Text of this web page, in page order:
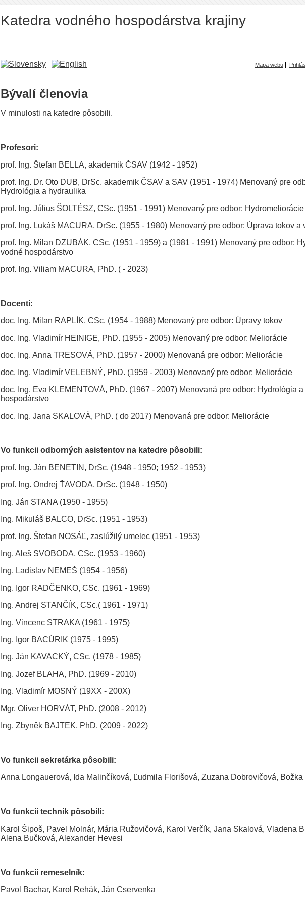
Katedra vodného hospodárstva krajiny
Mapa webu
Bývalí členovia
V minulosti na katedre pôsobili.
Profesori:
prof. Ing. Štefan BELLA, akademik ČSAV (1942 - 1952)
prof. Ing. Dr. Oto DUB, DrSc. akademik ČSAV a SAV (1951 - 1974) Menovaný pre
Hydrológia a hydraulika
prof. Ing. Július ŠOLTÉSZ, CSc. (1951 - 1991) Menovaný pre odbor: Hydromeliorácie
prof. Ing. Lukáš MACURA, DrSc. (1955 - 1980) Menovaný pre odbor: Úprava tokov a
prof. Ing. Milan DZUBÁK, CSc. (1951 - 1959) a (1981 - 1991) Menovaný pre odbor:
vodné hospodárstvo
prof. Ing. Viliam MACURA, PhD. ( - 2023)
Docenti:
doc. Ing. Milan RAPLÍK, CSc. (1954 - 1988) Menovaný pre odbor: Úpravy tokov
doc. Ing. Vladimír HEINIGE, PhD. (1955 - 2005) Menovaný pre odbor: Meliorácie
doc. Ing. Anna TRESOVÁ, PhD. (1957 - 2000) Menovaná pre odbor: Meliorácie
doc. Ing. Vladimír VELEBNÝ, PhD. (1959 - 2003) Menovaný pre odbor: Meliorácie
doc. Ing. Eva KLEMENTOVÁ, PhD. (1967 - 2007) Menovaná pre odbor: Hydrológia
hospodárstvo
doc. Ing. Jana SKALOVÁ, PhD. ( do 2017) Menovaná pre odbor: Meliorácie
Vo funkcii odborných asistentov na katedre pôsobili:
prof. Ing. Ján BENETIN, DrSc. (1948 - 1950; 1952 - 1953)
prof. Ing. Ondrej ŤAVODA, DrSc. (1948 - 1950)
Ing. Ján STANA (1950 - 1955)
Ing. Mikuláš BALCO, DrSc. (1951 - 1953)
prof. Ing. Štefan NOSÁĽ, zaslúžilý umelec (1951 - 1953)
Ing. Aleš SVOBODA, CSc. (1953 - 1960)
Ing. Ladislav NEMEŠ (1954 - 1956)
Ing. Igor RADČENKO, CSc. (1961 - 1969)
Ing. Andrej STANČÍK, CSc.( 1961 - 1971)
Ing. Vincenc STRAKA (1961 - 1975)
Ing. Igor BACÚRIK (1975 - 1995)
Ing. Ján KAVACKÝ, CSc. (1978 - 1985)
Ing. Jozef BLAHA, PhD. (1969 - 2010)
Ing. Vladimír MOSNÝ (19XX - 200X)
Mgr. Oliver HORVÁT, PhD. (2008 - 2012)
Ing. Zbyněk BAJTEK, PhD. (2009 - 2022)
Vo funkcii sekretárka pôsobili:
Anna Longauerová, Ida Malinčíková, Ľudmila Florišová, Zuzana Dobrovičová,
Vo funkcii technik pôsobili:
Karol Šipoš, Pavel Molnár, Mária Ružovičová, Karol Verčík, Jana Skalová, Vladena
Alena Bučková, Alexander Hevesi
Vo funkcii remeselník:
Pavol Bachar, Karol Rehák, Ján Cservenka